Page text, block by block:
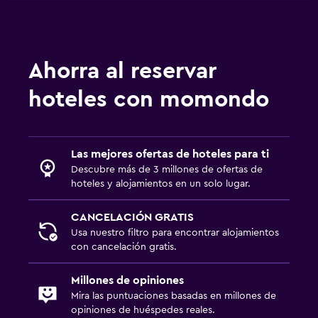
Ducha
Gorro de baño
Habitaciones familiares
Vista al patio interior
Vista a la montaña
Espacio de almacenamiento
Ahorra al reservar
hoteles con momondo
Las mejores ofertas de hoteles para ti
Descubre más de 3 millones de ofertas de
hoteles y alojamientos en un solo lugar.
CANCELACIÓN GRATIS
Usa nuestro filtro para encontrar alojamientos
con cancelación gratis.
Millones de opiniones
Mira las puntuaciones basadas en millones de
opiniones de huéspedes reales.